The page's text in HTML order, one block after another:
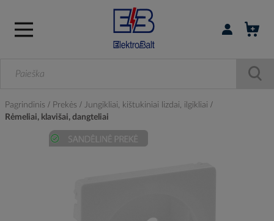
Prisijungti /
Pagrindinis Prekės
Jungikliai, kištukiniai lizdai, ilgikliai
Rėmeliai, klavišai, dangteliai